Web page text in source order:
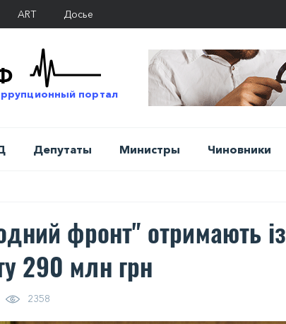
ART Досье
портал
Депутаты Министры Чиновники
фронт" отримають із
290 млн грн
2358